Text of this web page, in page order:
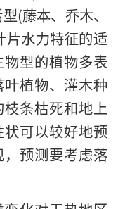
(藤本、乔木、
片水力特征的适
型的植物多表
植物、灌木种
条枯死和地上
可以较好地预
预测要考虑落